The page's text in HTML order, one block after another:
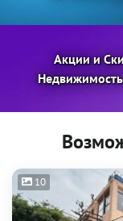
Акции и
10